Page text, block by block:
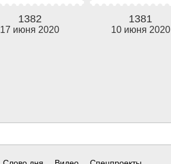
1382
17 июня 2020
1381
10 июня 2020